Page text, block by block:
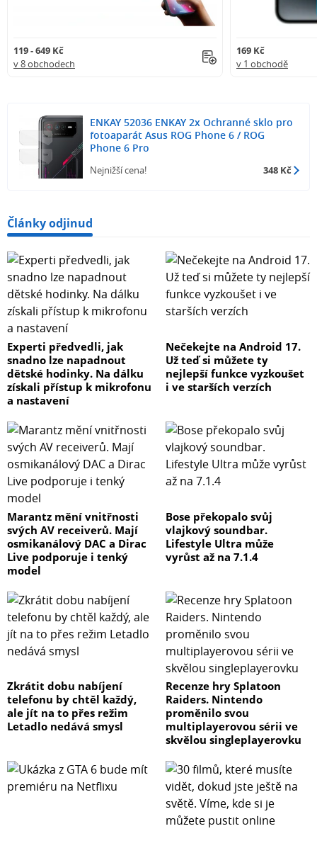
119 - 649 Kč
v 8 obchodech
169 Kč
v 1 obchodě
ENKAY 52036 ENKAY 2x Ochranné sklo pro
fotoaparát Asus ROG Phone 6 / ROG
Phone 6 Pro
Nejnižší cena! 348 Kč
Články odjinud
Experti předvedli, jak
snadno lze napadnout
dětské hodinky. Na dálku
získali přístup k mikrofonu
a nastavení
Nečekejte na Android 17.
Už teď si můžete ty
nejlepší funkce vyzkoušet
i ve starších verzích
Marantz mění vnitřnosti
svých AV receiverů. Mají
osmikanálový DAC a Dirac
Live podporuje i tenký
model
Bose překopalo svůj
vlajkový soundbar.
Lifestyle Ultra může
vyrůst až na 7.1.4
Zkrátit dobu nabíjení
telefonu by chtěl každý,
ale jít na to přes režim
Letadlo nedává smysl
Recenze hry Splatoon
Raiders. Nintendo
proměnilo svou
multiplayerovou sérii ve
skvělou singleplayerovku